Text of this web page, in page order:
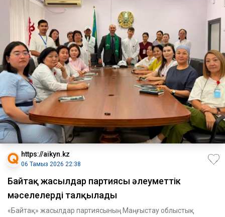
https://aikyn.kz
06 Тамыз 2026 22:38
Байтақ жасылдар партиясы әлеуметтік
мәселелерді талқылады
«Байтақ» жасылдар партиясының Маңғыстау облыстық